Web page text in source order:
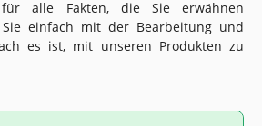
für alle Fakten, die Sie erwähnen
Sie einfach mit der Bearbeitung und
es ist, mit unseren Produkten zu